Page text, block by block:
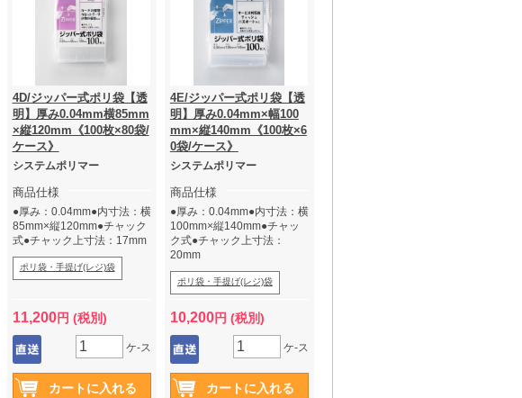
4D/ジッパー式ポリ袋【透
明】厚み0.04mm横85mm
×縦120mm《100枚×80袋/
ケース》
システムポリマー
商品仕様
●厚み：0.04mm●内寸法：横
85mm×縦120mm●チャック
式●チャック上寸法：17mm
ポリ袋・手提げ(レジ)袋
11,200円 (税別)
ケ-ス
4E/ジッパー式ポリ袋【透
明】厚み0.04mm×幅100
mm×縦140mm《100枚×6
0袋/ケース》
システムポリマー
商品仕様
●厚み：0.04mm●内寸法：横
100mm×縦140mm●チャッ
ク式●チャック上寸法：
20mm
ポリ袋・手提げ(レジ)袋
10,200円 (税別)
ケ-ス